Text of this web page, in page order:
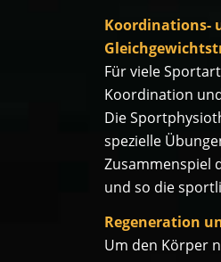
Koordinations-
Für viele
Koordination
Die
spezielle
Zusammenspiel
und so die
Regeneration
Um den Körper